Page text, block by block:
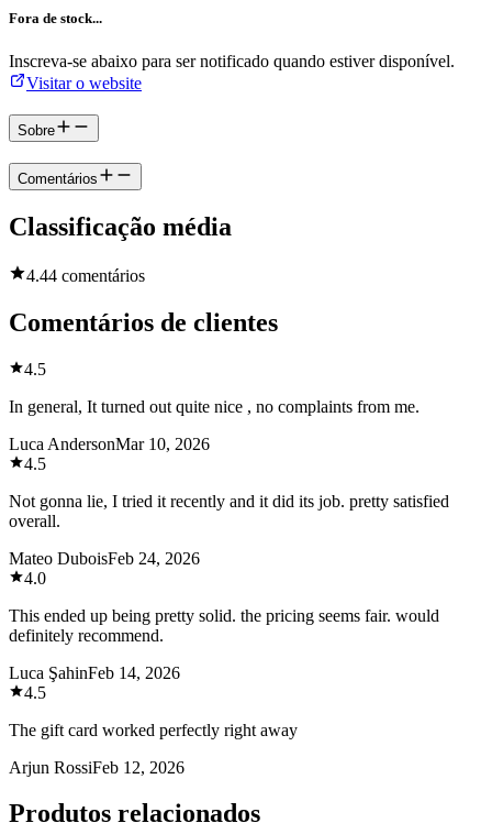
Fora de stock...
Inscreva-se abaixo para ser notificado quando estiver disponível.
Visitar o website
Sobre
Comentários
Classificação média
4.44 comentários
Comentários de clientes
4.5
In general, It turned out quite nice , no complaints from me.
Luca AndersonMar 10, 2026
4.5
Not gonna lie, I tried it recently and it did its job. pretty satisfied
overall.
Mateo DuboisFeb 24, 2026
4.0
This ended up being pretty solid. the pricing seems fair. would
definitely recommend.
Luca ŞahinFeb 14, 2026
4.5
The gift card worked perfectly right away
Arjun RossiFeb 12, 2026
Produtos relacionados